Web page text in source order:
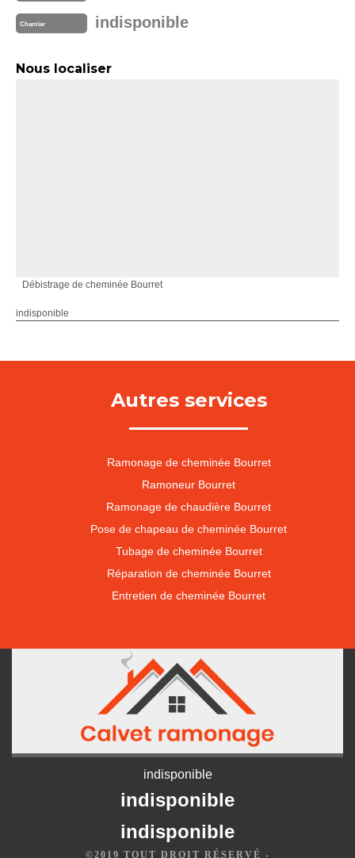
Chantier indisponible
Nous localiser
Débistrage de cheminée Bourret
indisponible
Autres services
Ramonage de cheminée Bourret
Ramoneur Bourret
Ramonage de chaudière Bourret
Pose de chapeau de cheminée Bourret
Tubage de cheminée Bourret
Réparation de cheminée Bourret
Entretien de cheminée Bourret
indisponible
indisponible
indisponible
©2019 TOUT DROIT RÉSERVÉ -